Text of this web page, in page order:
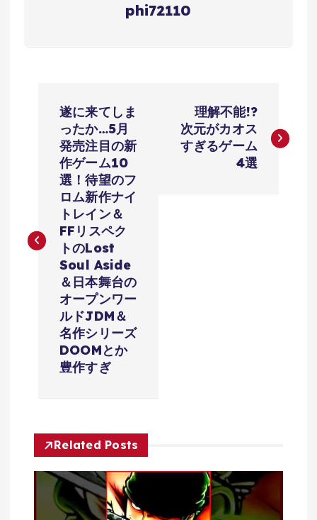
phi72110
ゲ
遂に来てしま
ったか…5月
発売注目の新
作ゲーム10
選！待望のフ
ロム新作ナイ
トレイン＆
FFリスペク
トのLost
Soul Aside
＆日本舞台の
オープンワー
ルドJDM＆
名作シリーズ
DOOMとか
豊作すぎ
理解不能!?
次元がカオス
すぎるゲーム
4選
Related Posts